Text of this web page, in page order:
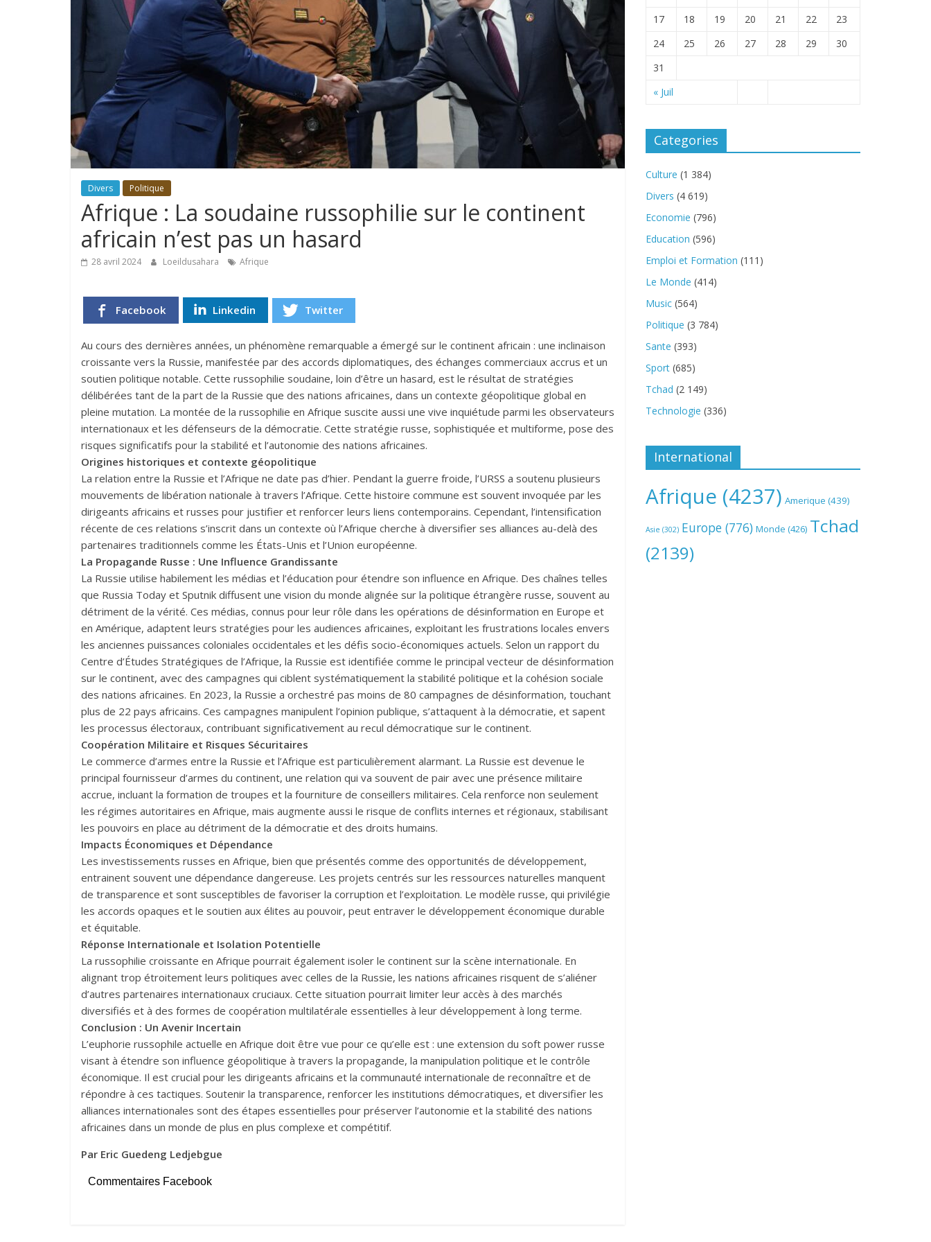
Divers Politique
Afrique : La soudaine russophilie sur le continent
africain n’est pas un hasard
28 avril 2024 Loeildusahara Afrique
Facebook Linkedin Twitter
Au cours des dernières années, un phénomène remarquable a émergé sur le continent africain : une inclinaison
croissante vers la Russie, manifestée par des accords diplomatiques, des échanges commerciaux accrus et un
soutien politique notable. Cette russophilie soudaine, loin d’être un hasard, est le résultat de stratégies
délibérées tant de la part de la Russie que des nations africaines, dans un contexte géopolitique global en
pleine mutation. La montée de la russophilie en Afrique suscite aussi une vive inquiétude parmi les observateurs
internationaux et les défenseurs de la démocratie. Cette stratégie russe, sophistiquée et multiforme, pose des
risques significatifs pour la stabilité et l’autonomie des nations africaines.
Origines historiques et contexte géopolitique
La relation entre la Russie et l’Afrique ne date pas d’hier. Pendant la guerre froide, l’URSS a soutenu plusieurs
mouvements de libération nationale à travers l’Afrique. Cette histoire commune est souvent invoquée par les
dirigeants africains et russes pour justifier et renforcer leurs liens contemporains. Cependant, l’intensification
récente de ces relations s’inscrit dans un contexte où l’Afrique cherche à diversifier ses alliances au-delà des
partenaires traditionnels comme les États-Unis et l’Union européenne.
La Propagande Russe : Une Influence Grandissante
La Russie utilise habilement les médias et l’éducation pour étendre son influence en Afrique. Des chaînes telles
que Russia Today et Sputnik diffusent une vision du monde alignée sur la politique étrangère russe, souvent au
détriment de la vérité. Ces médias, connus pour leur rôle dans les opérations de désinformation en Europe et
en Amérique, adaptent leurs stratégies pour les audiences africaines, exploitant les frustrations locales envers
les anciennes puissances coloniales occidentales et les défis socio-économiques actuels. Selon un rapport du
Centre d’Études Stratégiques de l’Afrique, la Russie est identifiée comme le principal vecteur de désinformation
sur le continent, avec des campagnes qui ciblent systématiquement la stabilité politique et la cohésion sociale
des nations africaines. En 2023, la Russie a orchestré pas moins de 80 campagnes de désinformation, touchant
plus de 22 pays africains. Ces campagnes manipulent l’opinion publique, s’attaquent à la démocratie, et sapent
les processus électoraux, contribuant significativement au recul démocratique sur le continent.
Coopération Militaire et Risques Sécuritaires
Le commerce d’armes entre la Russie et l’Afrique est particulièrement alarmant. La Russie est devenue le
principal fournisseur d’armes du continent, une relation qui va souvent de pair avec une présence militaire
accrue, incluant la formation de troupes et la fourniture de conseillers militaires. Cela renforce non seulement
les régimes autoritaires en Afrique, mais augmente aussi le risque de conflits internes et régionaux, stabilisant
les pouvoirs en place au détriment de la démocratie et des droits humains.
Impacts Économiques et Dépendance
Les investissements russes en Afrique, bien que présentés comme des opportunités de développement,
entrainent souvent une dépendance dangereuse. Les projets centrés sur les ressources naturelles manquent
de transparence et sont susceptibles de favoriser la corruption et l’exploitation. Le modèle russe, qui privilégie
les accords opaques et le soutien aux élites au pouvoir, peut entraver le développement économique durable
et équitable.
Réponse Internationale et Isolation Potentielle
La russophilie croissante en Afrique pourrait également isoler le continent sur la scène internationale. En
alignant trop étroitement leurs politiques avec celles de la Russie, les nations africaines risquent de s’aliéner
d’autres partenaires internationaux cruciaux. Cette situation pourrait limiter leur accès à des marchés
diversifiés et à des formes de coopération multilatérale essentielles à leur développement à long terme.
Conclusion : Un Avenir Incertain
L’euphorie russophile actuelle en Afrique doit être vue pour ce qu’elle est : une extension du soft power russe
visant à étendre son influence géopolitique à travers la propagande, la manipulation politique et le contrôle
économique. Il est crucial pour les dirigeants africains et la communauté internationale de reconnaître et de
répondre à ces tactiques. Soutenir la transparence, renforcer les institutions démocratiques, et diversifier les
alliances internationales sont des étapes essentielles pour préserver l’autonomie et la stabilité des nations
africaines dans un monde de plus en plus complexe et compétitif.
Par Eric Guedeng Ledjebgue
Commentaires Facebook
« Juil
17
18 19 20 21 22
23
24
25 26 27 28 29
30
31
Categories
Culture (1 384)
Divers (4 619)
Economie (796)
Education (596)
Emploi et Formation (111)
Le Monde (414)
Music (564)
Politique (3 784)
Sante (393)
Sport (685)
Tchad (2 149)
Technologie (336)
International
Afrique (4237) Amerique (439)
Asie (302) Europe (776) Monde (426) Tchad
(2139)